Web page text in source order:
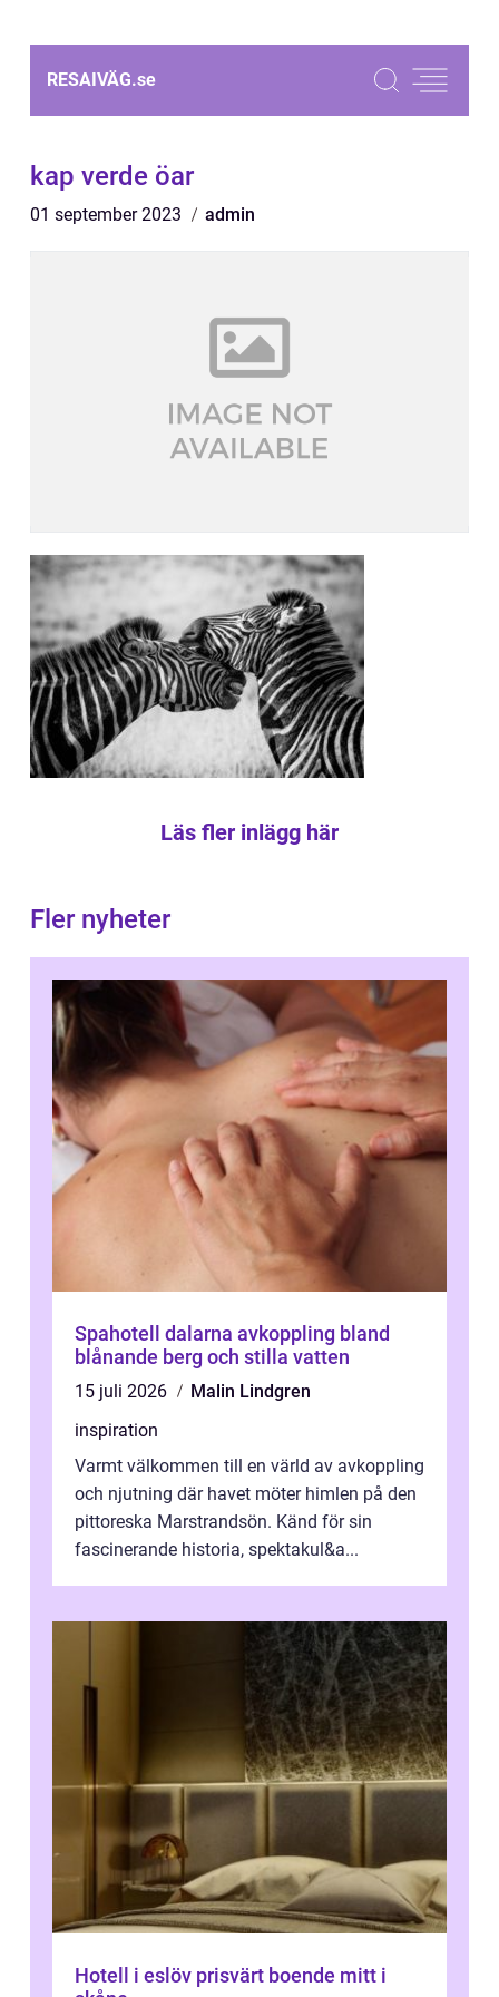
RESAIVÄG.se
kap verde öar
01 september 2023 admin
Läs fler inlägg här
Fler nyheter
Spahotell dalarna avkoppling bland
blånande berg och stilla vatten
15 juli 2026
Malin Lindgren
inspiration
Varmt välkommen till en värld av avkoppling
och njutning där havet möter himlen på den
pittoreska Marstrandsön. Känd för sin
fascinerande historia, spektakul&a...
Hotell i eslöv prisvärt boende mitt i